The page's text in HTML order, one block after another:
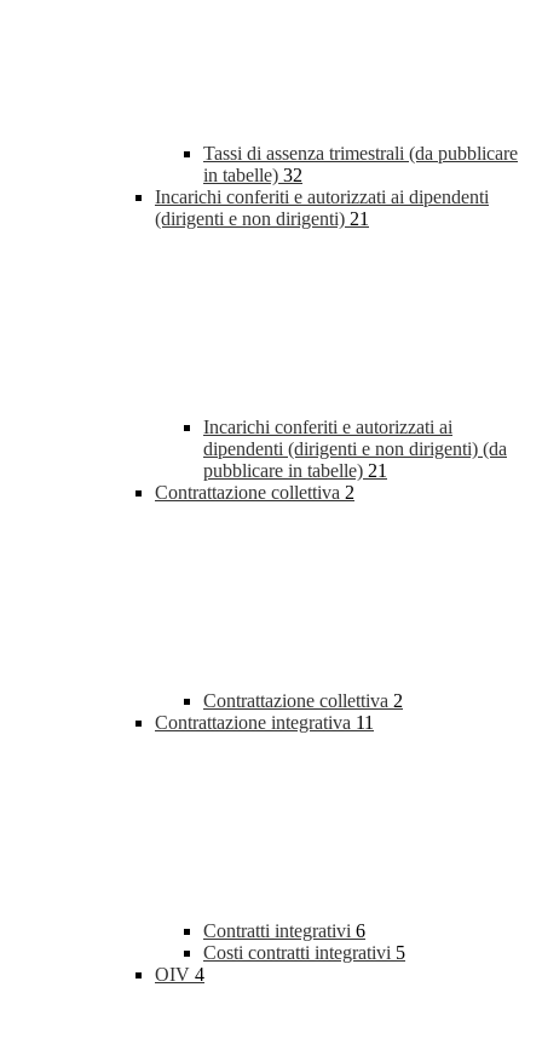
Tassi di assenza trimestrali (da pubblicare
in tabelle) 32
Incarichi conferiti e autorizzati ai dipendenti
(dirigenti e non dirigenti) 21
Incarichi conferiti e autorizzati ai
dipendenti (dirigenti e non dirigenti) (da
pubblicare in tabelle) 21
Contrattazione collettiva 2
Contrattazione collettiva 2
Contrattazione integrativa 11
Contratti integrativi 6
Costi contratti integrativi 5
OIV 4